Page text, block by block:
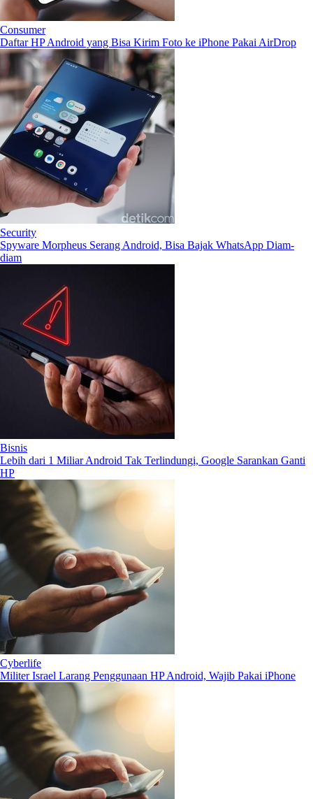
Consumer
Daftar HP Android yang Bisa Kirim Foto ke iPhone Pakai AirDrop
Security
Spyware Morpheus Serang Android, Bisa Bajak WhatsApp Diam-
diam
Bisnis
Lebih dari 1 Miliar Android Tak Terlindungi, Google Sarankan Ganti
HP
Cyberlife
Militer Israel Larang Penggunaan HP Android, Wajib Pakai iPhone